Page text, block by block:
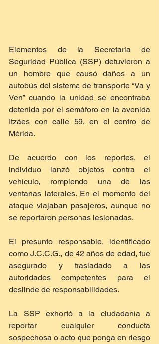
Elementos de la Secretaría de
Seguridad Pública (SSP) detuvieron a
un hombre que causó daños a un
autobús del sistema de transporte “Va y
Ven” cuando la unidad se encontraba
detenida por el semáforo en la avenida
Itzáes con calle 59, en el centro de
Mérida.
De acuerdo con los reportes, el
individuo lanzó objetos contra el
vehículo, rompiendo una de las
ventanas laterales. En el momento del
ataque viajaban pasajeros, aunque no
se reportaron personas lesionadas.
El presunto responsable, identificado
como J.C.C.G., de 42 años de edad, fue
asegurado y trasladado a las
autoridades competentes para el
deslinde de responsabilidades.
La SSP exhortó a la ciudadanía a
reportar cualquier conducta
sospechosa o acto que ponga en riesgo